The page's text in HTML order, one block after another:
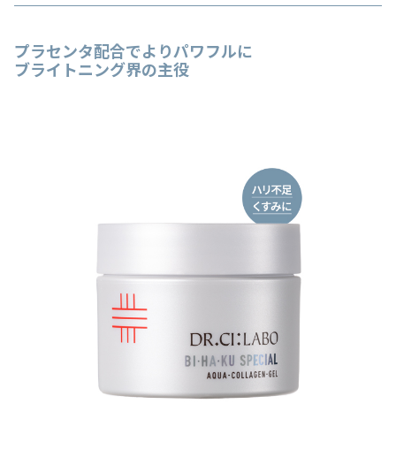
プラセンタ配合でよりパワフルに
ブライトニング界の主役